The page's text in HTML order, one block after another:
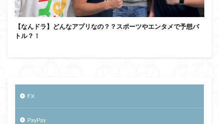
【なんドラ】どんなアプリなの？？スポーツやエンタメで予想バ
トル？！
FX
PayPay